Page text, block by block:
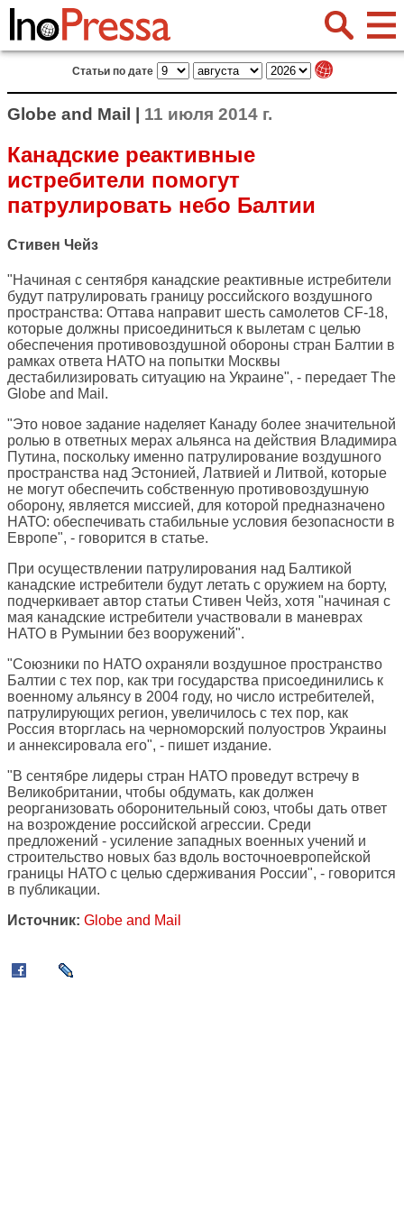
Статьи по дате
Globe and Mail | 11 июля 2014 г.
Канадские реактивные
истребители помогут
патрулировать небо Балтии
Стивен Чейз
"Начиная с сентября канадские реактивные истребители
будут патрулировать границу российского воздушного
пространства: Оттава направит шесть самолетов CF-18,
которые должны присоединиться к вылетам с целью
обеспечения противовоздушной обороны стран Балтии в
рамках ответа НАТО на попытки Москвы
дестабилизировать ситуацию на Украине", - передает The
Globe and Mail .
"Это новое задание наделяет Канаду более значительной
ролью в ответных мерах альянса на действия Владимира
Путина, поскольку именно патрулирование воздушного
пространства над Эстонией, Латвией и Литвой, которые
не могут обеспечить собственную противовоздушную
оборону, является миссией, для которой предназначено
НАТО: обеспечивать стабильные условия безопасности в
Европе", - говорится в статье.
При осуществлении патрулирования над Балтикой
канадские истребители будут летать с оружием на борту,
подчеркивает автор статьи Стивен Чейз, хотя "начиная с
мая канадские истребители участвовали в маневрах
НАТО в Румынии без вооружений".
"Союзники по НАТО охраняли воздушное пространство
Балтии с тех пор, как три государства присоединились к
военному альянсу в 2004 году, но число истребителей,
патрулирующих регион, увеличилось с тех пор, как
Россия вторглась на черноморский полуостров Украины
и аннексировала его", - пишет издание.
"В сентябре лидеры стран НАТО проведут встречу в
Великобритании, чтобы обдумать, как должен
реорганизовать оборонительный союз, чтобы дать ответ
на возрождение российской агрессии. Среди
предложений - усиление западных военных учений и
строительство новых баз вдоль восточноевропейской
границы НАТО с целью сдерживания России", - говорится
в публикации.
Источник: Globe and Mail